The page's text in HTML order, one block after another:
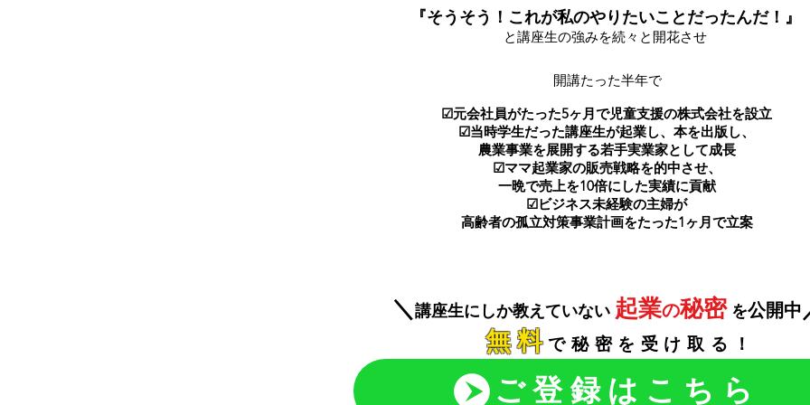
『そうそう！これが私のやりたいことだったんだ！』
と講座生の強みを続々と開花させ
​開講たった半年で
☑︎元会社員がたった5ヶ月で児童支援の株式会社を設立
☑︎当時学生だった講座生が起業し、本を出版し、
農業事業を展開する若手実業家として成長
☑︎ママ起業家の販売戦略を的中させ、
一晩で売上を10倍にした実績に貢献
☑︎ビジネス未経験の主婦が
高齢者の孤立対策事業計画をたった1ヶ月で立案
＼講座生にしか教えていない 起業の秘密を公開中
無料で秘密を受け取る！
ご登録はこちら